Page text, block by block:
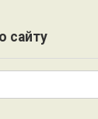
сайту